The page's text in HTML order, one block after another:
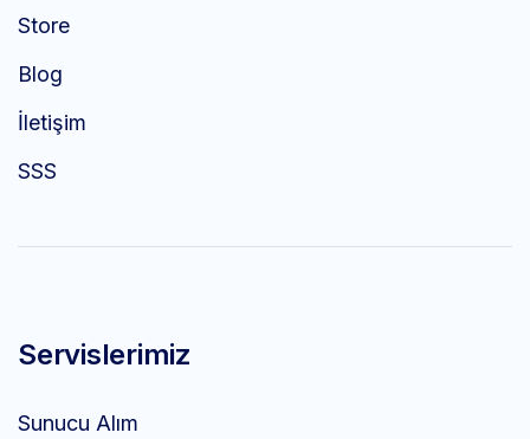
Store
Blog
İletişim
SSS
Servislerimiz
Sunucu Alım